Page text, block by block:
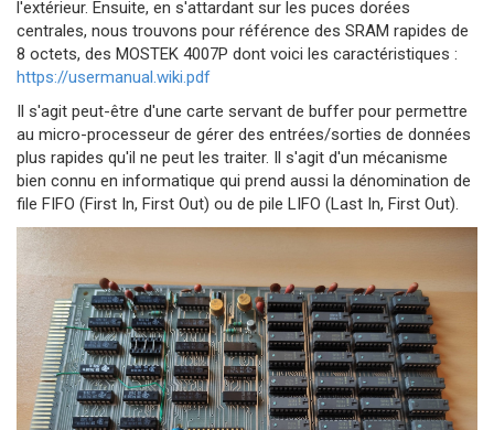
l'extérieur. Ensuite, en s'attardant sur les puces dorées
centrales, nous trouvons pour référence des SRAM rapides de
8 octets, des MOSTEK 4007P dont voici les caractéristiques :
https://usermanual.wiki.pdf
Il s'agit peut-être d'une carte servant de buffer pour permettre
au micro-processeur de gérer des entrées/sorties de données
plus rapides qu'il ne peut les traiter. Il s'agit d'un mécanisme
bien connu en informatique qui prend aussi la dénomination de
file FIFO (First In, First Out) ou de pile LIFO (Last In, First Out).